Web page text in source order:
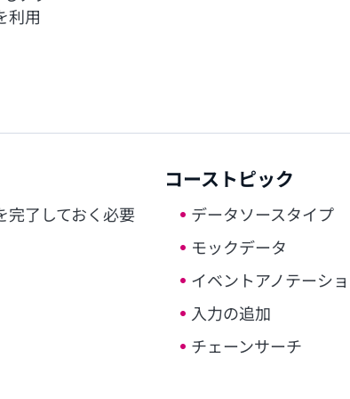
利用
コーストピック
データソースタイプ
モックデータ
イベントアノテーシ
入力の追加
チェーンサーチ
完了しておく必要